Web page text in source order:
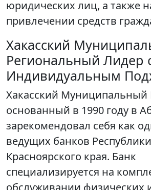
юридических лиц, а также
привлечении средств
Хакасский
Региональный Лидер
Индивидуальным
Хакасский Муниципальный
основанный в 1990 году в
зарекомендовал себя как
ведущих банков
Красноярского края. Банк
специализируется на